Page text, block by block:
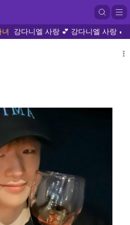
강다니엘 사랑 💕 강다니엘 사랑 💕 강